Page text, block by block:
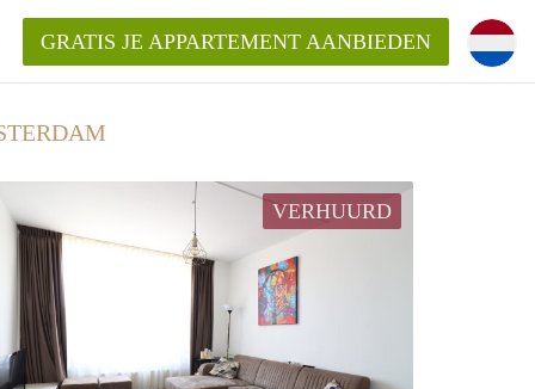
appartement in Amsterdam?
van een huur appartement?
in Amsterdam?
GRATIS JE APPARTEMENT AANBIEDEN
VERHUURD